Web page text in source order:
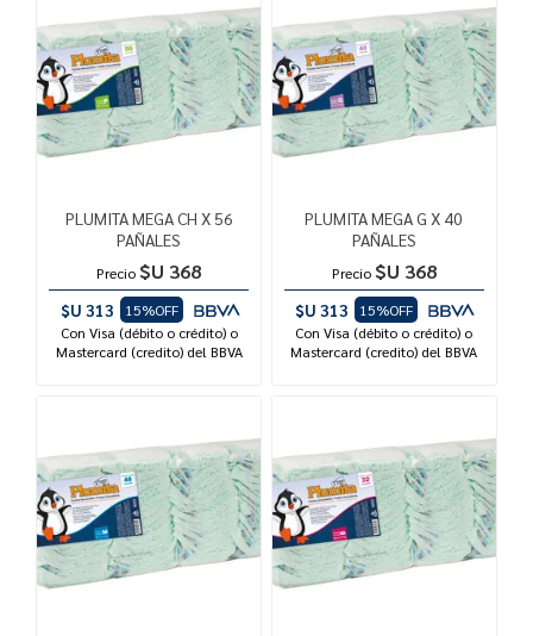
PLUMITA MEGA CH X 56
PAÑALES
Precio $U 368
$U 313
15%OFF
Con Visa (débito o crédito) o
Mastercard (credito) del BBVA
PLUMITA MEGA G X 40
PAÑALES
Precio $U 368
$U 313
15%OFF
Con Visa (débito o crédito) o
Mastercard (credito) del BBVA